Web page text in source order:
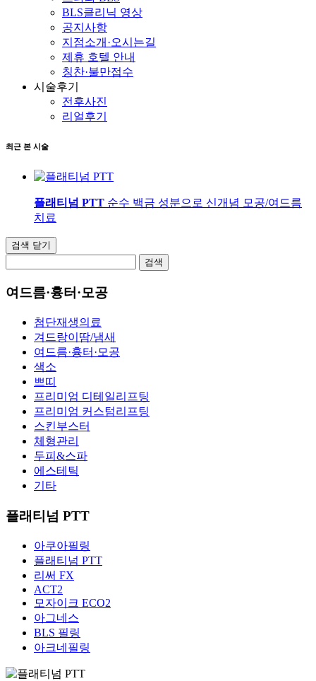
BLS클리닉 영상
공지사항
지점소개·오시는길
제휴 호텔 안내
칭찬·불만접수
시술후기
전후사진
리얼후기
최근 본 시술
플래티넘 PTT 순수 백금 성분으로 신개념 모공/여드름
치료
검색 닫기
검색
여드름·흉터·모공
첨단재생의료
겨드랑이땀/냄새
여드름·흉터·모공
색소
쁘띠
프리미엄 디테일리프팅
프리미엄 커스텀리프팅
스킨부스터
체형관리
두피&스파
에스테틱
기타
플래티넘 PTT
아쿠아필링
플래티넘 PTT
리써 FX
ACT2
모자이크 ECO2
아그네스
BLS 필링
아크네필링